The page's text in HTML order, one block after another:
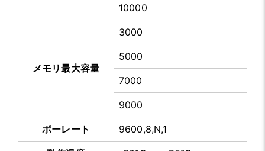
10000
メモリ最大容量
3000
5000
7000
9000
ボーレート 9600,8,N,1